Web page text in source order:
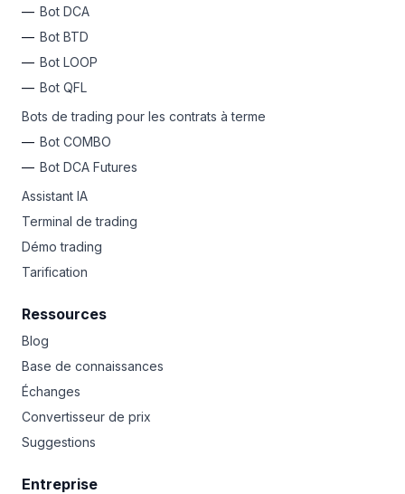
Bot DCA
Bot BTD
Bot LOOP
Bot QFL
Bots de trading pour les contrats à terme
Bot COMBO
Bot DCA Futures
Assistant IA
Terminal de trading
Démo trading
Tarification
Ressources
Blog
Base de connaissances
Échanges
Convertisseur de prix
Suggestions
Entreprise